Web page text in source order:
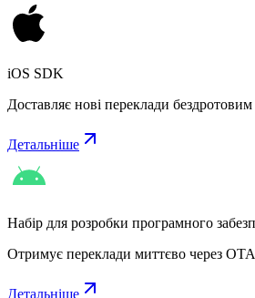
iOS SDK
Доставляє нові переклади
Детальніше
Набір для розробки програмного
Отримує переклади миттєво через
Детальніше